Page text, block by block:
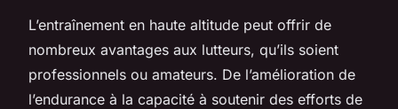
L’entraînement en haute altitude peut offrir de
nombreux avantages aux lutteurs, qu’ils soient
professionnels ou amateurs. De l’amélioration de
l’endurance à la capacité à soutenir des efforts de